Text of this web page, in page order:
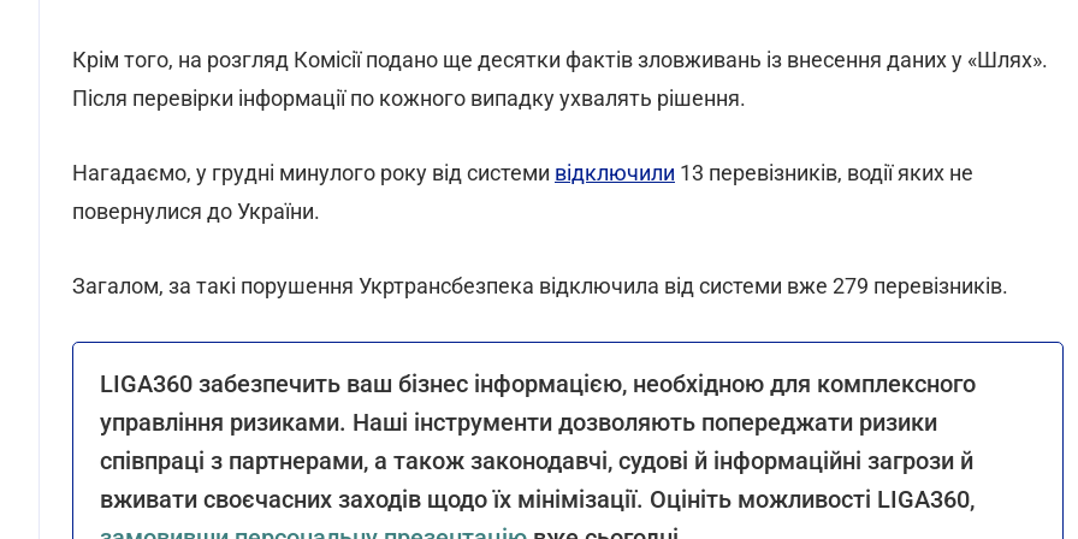
Крім того, на розгляд Комісії подано ще десятки фактів зловживань із внесення даних у «Шлях».
Після перевірки інформації по кожного випадку ухвалять рішення.
Нагадаємо, у грудні минулого року від системи відключили 13 перевізників, водії яких не
повернулися до України.
Загалом, за такі порушення Укртрансбезпека відключила від системи вже 279 перевізників.
LIGA360 забезпечить ваш бізнес інформацією, необхідною для комплексного
управління ризиками. Наші інструменти дозволяють попереджати ризики
співпраці з партнерами, а також законодавчі, судові й інформаційні загрози й
вживати своєчасних заходів щодо їх мінімізації. Оцініть можливості LIGA360,